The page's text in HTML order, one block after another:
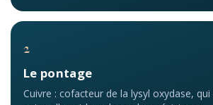
2
Le pontage
Cuivre : cofacteur de la lysyl oxydase,